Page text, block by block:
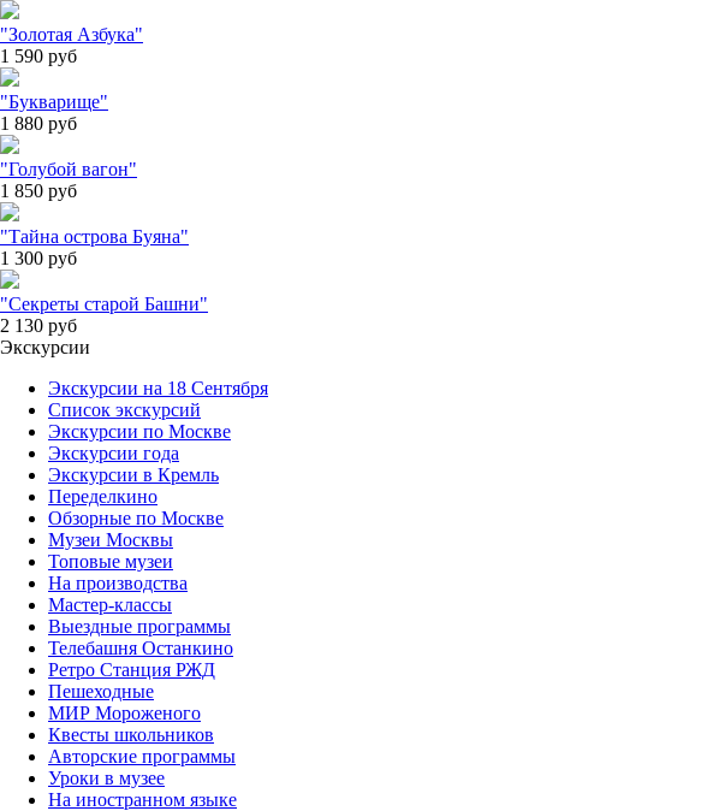
"Золотая Азбука"
1 590 руб
"Букварище"
1 880 руб
"Голубой вагон"
1 850 руб
"Тайна острова Буяна"
1 300 руб
"Секреты старой Башни"
2 130 руб
Экскурсии
Экскурсии на 18 Сентября
Список экскурсий
Экскурсии по Москве
Экскурсии года
Экскурсии в Кремль
Переделкино
Обзорные по Москве
Музеи Москвы
Топовые музеи
На производства
Мастер-классы
Выездные программы
Телебашня Останкино
Ретро Станция РЖД
Пешеходные
МИР Мороженого
Квесты школьников
Авторские программы
Уроки в музее
На иностранном языке